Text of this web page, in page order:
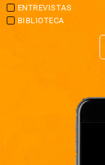
ENTREVISTAS
BIBLIOTECA